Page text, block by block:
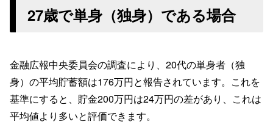
27歳で単身（独身）である場合
金融広報中央委員会の調査により、20代の単身者（独
身）の平均貯蓄額は176万円と報告されています。これを
基準にすると、貯金200万円は24万円の差があり、これは
平均値より多いと評価できます。